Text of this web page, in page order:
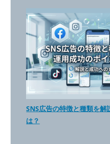
SNS広告の特徴と種類を
は？